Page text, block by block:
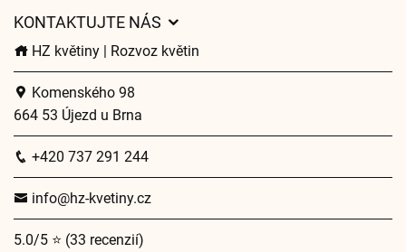
KONTAKTUJTE NÁS
HZ květiny | Rozvoz květin
Komenského 98
664 53 Újezd u Brna
+420 737 291 244
info@hz-kvetiny.cz
5.0/5 ⭐ (33 recenzií)